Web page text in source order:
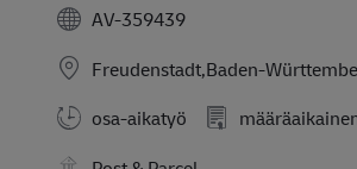
AV-359439
Freudenstadt,Baden-
osa-aikatyö